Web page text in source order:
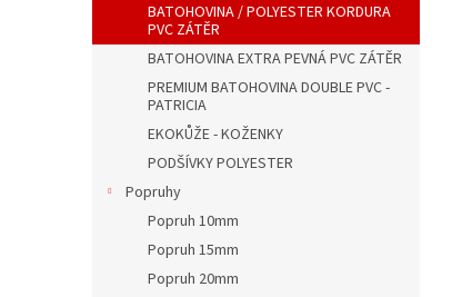
BATOHOVINA / POLYESTER KORDURA
PVC ZÁTĚR
BATOHOVINA EXTRA PEVNÁ PVC ZÁTĚR
PREMIUM BATOHOVINA DOUBLE PVC -
PATRICIA
EKOKŮŽE - KOŽENKY
PODŠÍVKY POLYESTER
Popruhy
Popruh 10mm
Popruh 15mm
Popruh 20mm